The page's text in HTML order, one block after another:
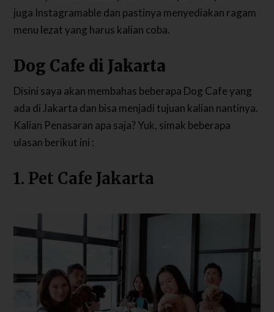
juga Instagramable dan pastinya menyediakan ragam
menu lezat yang harus kalian coba.
Dog Cafe di Jakarta
Disini saya akan membahas beberapa Dog Cafe yang
ada di Jakarta dan bisa menjadi tujuan kalian nantinya.
Kalian Penasaran apa saja? Yuk, simak beberapa
ulasan berikut ini :
1. Pet Cafe Jakarta